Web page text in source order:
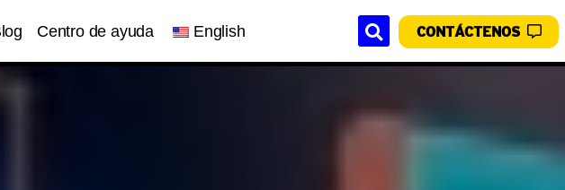
Centro de ayuda English CONTÁCTENOS